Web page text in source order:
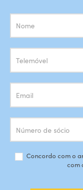
Subscrição
Newsletter
Concordo com o
com